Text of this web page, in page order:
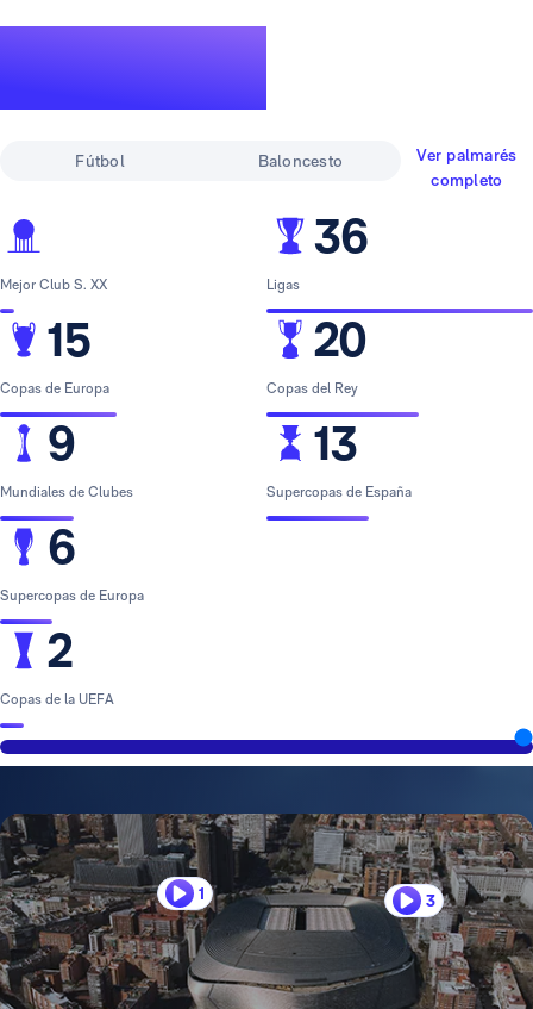
Fútbol Baloncesto
Ver palmarés
completo
Mejor Club S. XX
15
Copas de Europa
9
Mundiales de Clubes
6
Supercopas de Europa
2
Copas de la UEFA
36
Ligas
20
Copas del Rey
13
Supercopas de España
1 3